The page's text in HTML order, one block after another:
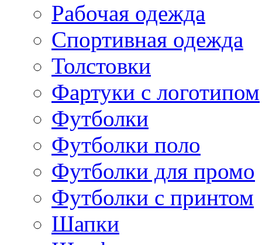
Рабочая одежда
Спортивная одежда
Толстовки
Фартуки с логотипом
Футболки
Футболки поло
Футболки для промо
Футболки с принтом
Шапки